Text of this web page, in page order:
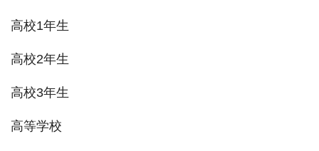
高校1年生
高校2年生
高校3年生
高等学校